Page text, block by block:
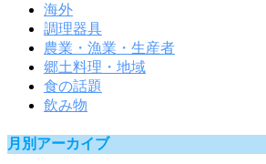
海外
調理器具
農業・漁業・生産者
郷土料理・地域
食の話題
飲み物
月別アーカイブ